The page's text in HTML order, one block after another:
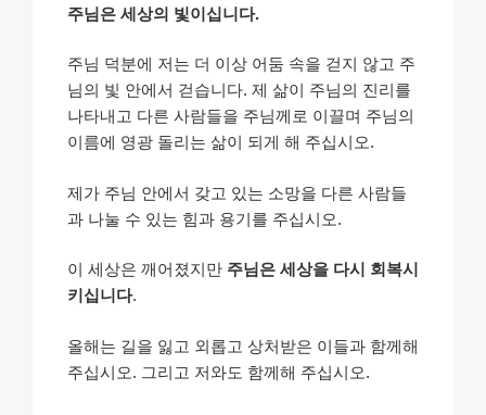
주님은 세상의 빛이십니다.
주님 덕분에 저는 더 이상 어둠 속을 걷지 않고 주
님의 빛 안에서 걷습니다. 제 삶이 주님의 진리를
나타내고 다른 사람들을 주님께로 이끌며 주님의
이름에 영광 돌리는 삶이 되게 해 주십시오.
제가 주님 안에서 갖고 있는 소망을 다른 사람들
과 나눌 수 있는 힘과 용기를 주십시오.
이 세상은 깨어졌지만 주님은 세상을 다시 회복시
키십니다.
올해는 길을 잃고 외롭고 상처받은 이들과 함께해
주십시오. 그리고 저와도 함께해 주십시오.